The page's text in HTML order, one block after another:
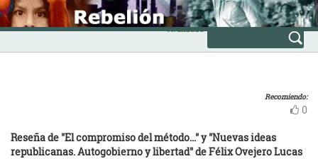
Skip
to
content
INICIO
Avanzada
Recomiendo:
0
Reseña de "El compromiso del método..." y "Nuevas ideas
republicanas. Autogobierno y libertad" de Félix Ovejero Lucas